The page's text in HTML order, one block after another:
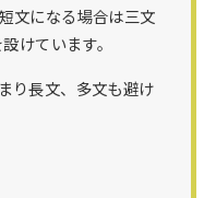
文になる場合は三文
けています。
り長文、多文も避け